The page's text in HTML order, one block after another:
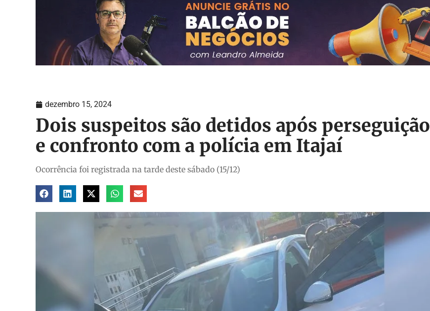
dezembro 15, 2024
Dois suspeitos são detidos após perseguição
e confronto com a polícia em Itajaí
Ocorrência foi registrada na tarde deste sábado (15/12)